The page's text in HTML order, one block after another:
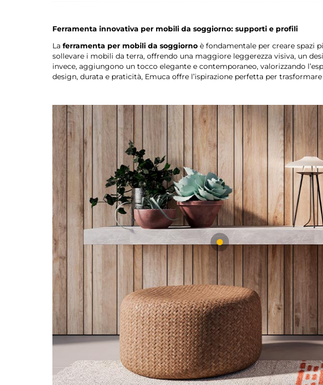
Ferramenta innovativa per mobili da soggiorno: supporti e profili
La ferramenta per mobili da soggiorno è fondamentale per creare spazi
sollevare i mobili da terra, offrendo una maggiore leggerezza visiva, un
invece, aggiungono un tocco elegante e contemporaneo, valorizzando
design, durata e praticità, Emuca offre l’ispirazione perfetta per